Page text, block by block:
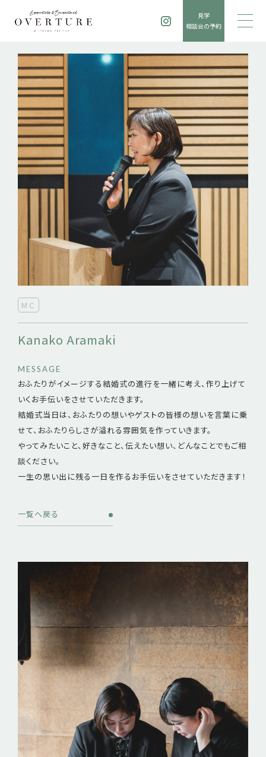
見学
相談会の予約
MC
Kanako Aramaki
MESSAGE
おふたりがイメージする結婚式の進行を一緒に考え、作り上げて
いくお手伝いをさせていただきます。
結婚式当日は、おふたりの想いやゲストの皆様の想いを言葉に乗
せて、おふたりらしさが溢れる雰囲気を作っていきます。
やってみたいこと、好きなこと、伝えたい想い、どんなことでもご相
談ください。
一生の思い出に残る一日を作るお手伝いをさせていただきます！
一覧へ戻る